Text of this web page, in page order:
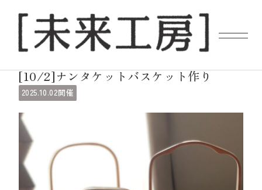
[10/2]ナンタケットバスケット作り
2025.10.02開催